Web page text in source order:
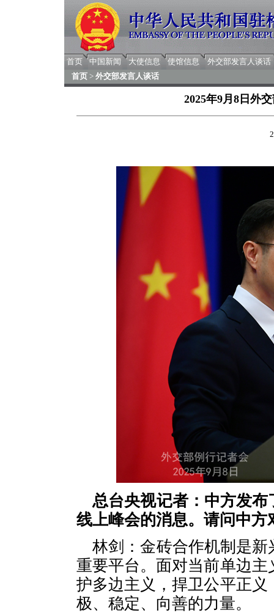
首页 中国新闻 大使信息 使馆信息
外交部发言人谈话
首页 > 外交部发言人谈话
2025年9月8日外
总台央视记者：中方发
线上峰会的消息。请问中
林剑：金砖合作机制是
重要平台。面对当前单边
护多边主义，捍卫公平正
极、稳定、向善的力量。